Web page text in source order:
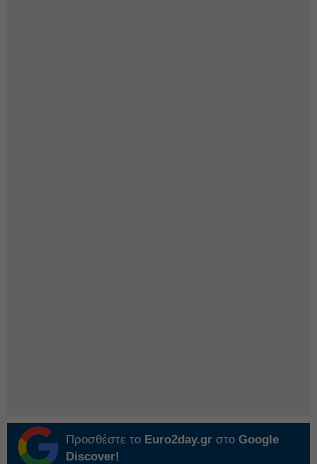
Προσθέστε το Euro2day.gr στο Google
Discover!